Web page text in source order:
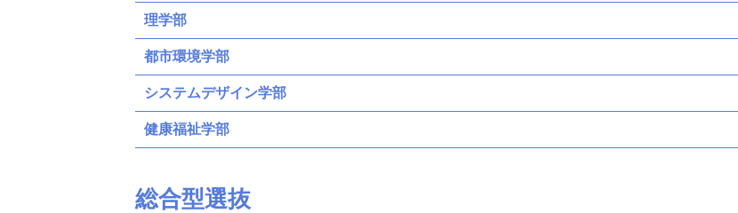
理学部
都市環境学部
システムデザイン学部
健康福祉学部
総合型選抜